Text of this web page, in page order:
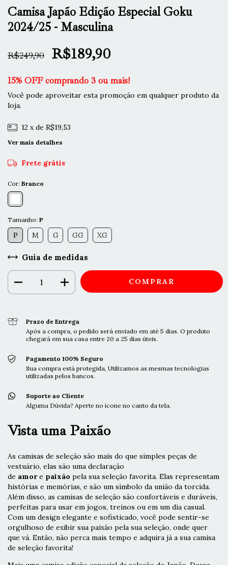
Camisa Japão Edição Especial Goku
2024/25 - Masculina
R$249,90 R$189,90
15% OFF comprando 3 ou mais!
Você pode aproveitar esta promoção em qualquer produto da
loja.
12 x de R$19,53
Ver mais detalhes
Frete grátis
Cor: Branco
Tamanho: P
P M G GG XG
Guia de medidas
Prazo de Entrega
Após a compra, o pedido será enviado em até 5 dias. O produto
chegará em sua casa entre 20 a 25 dias úteis.
Pagamento 100% Seguro
Sua compra está protegida, Utilizamos as mesmas tecnologias
utilizadas pelos bancos.
Suporte ao Cliente
Alguma Dúvida? Aperte no ícone no canto da tela.
Vista uma Paixão
As camisas de seleção são mais do que simples peças de
vestuário, elas são uma declaração
de amore paixão pela sua seleção favorita. Elas representam
histórias e memórias, e são um símbolo da união da torcida.
Além disso, as camisas de seleção são confortáveis e duráveis,
perfeitas para usar em jogos, treinos ou em um dia casual.
Com um design elegante e sofisticado, você pode sentir-se
orgulhoso de exibir sua paixão pela sua seleção, onde quer
que vá. Então, não perca mais tempo e adquira já a sua camisa
de seleção favorita!